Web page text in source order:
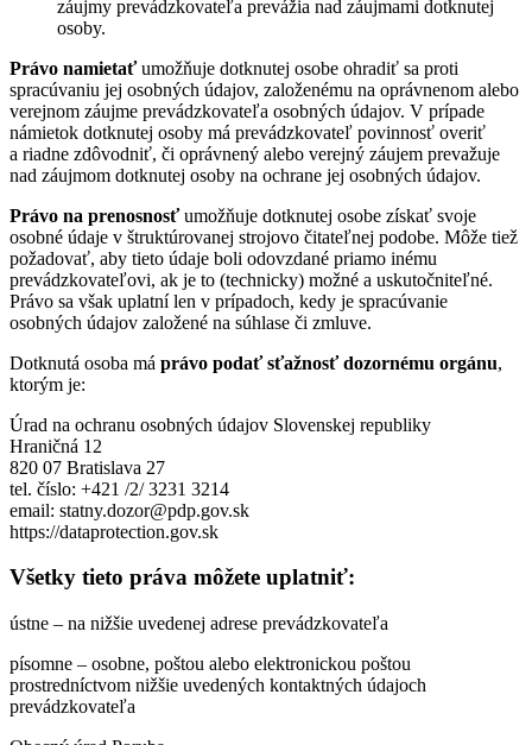
záujmy prevádzkovateľa prevážia nad záujmami dotknutej
osoby.
Právo namietaťumožňuje dotknutej osobe ohradiť sa proti
spracúvaniu jej osobných údajov, založenému na oprávnenom alebo
verejnom záujme prevádzkovateľa osobných údajov. V prípade
námietok dotknutej osoby má prevádzkovateľ povinnosť overiť
a riadne zdôvodniť, či oprávnený alebo verejný záujem prevažuje
nad záujmom dotknutej osoby na ochrane jej osobných údajov.
Právo na prenosnosťumožňuje dotknutej osobe získať svoje
osobné údaje v štruktúrovanej strojovo čitateľnej podobe. Môže tiež
požadovať, aby tieto údaje boli odovzdané priamo inému
prevádzkovateľovi, ak je to (technicky) možné a uskutočniteľné.
Právo sa však uplatní len v prípadoch, kedy je spracúvanie
osobných údajov založené na súhlase či zmluve.
Dotknutá osoba má právo podať sťažnosť dozornému orgánu,
ktorým je:
Úrad na ochranu osobných údajov Slovenskej republiky
Hraničná 12
820 07 Bratislava 27
tel. číslo: +421 /2/ 3231 3214
email: statny.dozor@pdp.gov.sk
https://dataprotection.gov.sk
Všetky tieto práva môžete uplatniť:
ústne – na nižšie uvedenej adrese prevádzkovateľa
písomne – osobne, poštou alebo elektronickou poštou
prostredníctvom nižšie uvedených kontaktných údajoch
prevádzkovateľa